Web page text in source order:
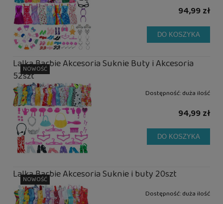
94,99 zł
DO KOSZYKA
Lalka Barbie Akcesoria Suknie Buty i Akcesoria
52szt
Dostępność:duża ilość
94,99 zł
DO KOSZYKA
NOWOŚĆ
Lalka Barbie Akcesoria Suknie i buty 20szt
Dostępność:duża ilość
NOWOŚĆ